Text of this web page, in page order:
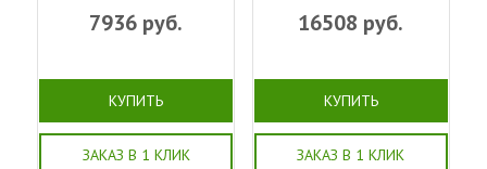
7936 руб.
КУПИТЬ
ЗАКАЗ В 1 КЛИК
16508 руб.
КУПИТЬ
ЗАКАЗ В 1 КЛИК